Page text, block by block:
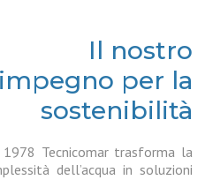
Il nostro
impegno per la
sostenibilità
Tecnicomar trasforma la
dell’acqua in soluzioni